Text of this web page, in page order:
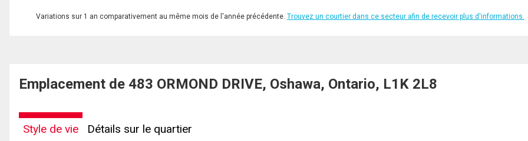
Variations sur 1 an comparativement au même mois de l'année précédente. Trouvez un courtier dans ce secteur afin de recevoir plus d'informations.
Emplacement de 483 ORMOND DRIVE, Oshawa, Ontario, L1K 2L8
Style de vie Détails sur le quartier